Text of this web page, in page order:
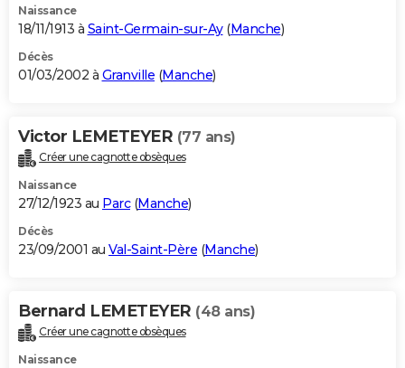
Naissance
18/11/1913 à Saint-Germain-sur-Ay(Manche)
Décès
01/03/2002 à Granville (Manche)
Victor LEMETEYER (77 ans)
Créer une cagnotte obsèques
Naissance
27/12/1923 au Parc(Manche)
Décès
23/09/2001 au Val-Saint-Père (Manche)
Bernard LEMETEYER (48 ans)
Créer une cagnotte obsèques
Naissance